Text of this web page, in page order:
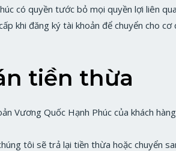
có quyền tước bỏ mọi quyền lợi liên
khi đăng ký tài khoản để chuyển cho cơ
tiền thừa
Vương Quốc Hạnh Phúc của khách
tôi sẽ trả lại tiền thừa hoặc chuyển